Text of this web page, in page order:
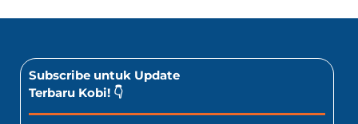
Subscribe untuk Update
Terbaru Kobi! 👇